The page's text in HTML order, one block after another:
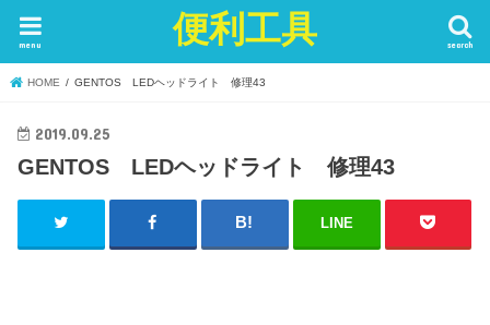
便利工具 search
menu
HOME GENTOS LEDヘッドライト 修理43
2019.09.25
GENTOS LEDヘッドライト 修理43
LINE